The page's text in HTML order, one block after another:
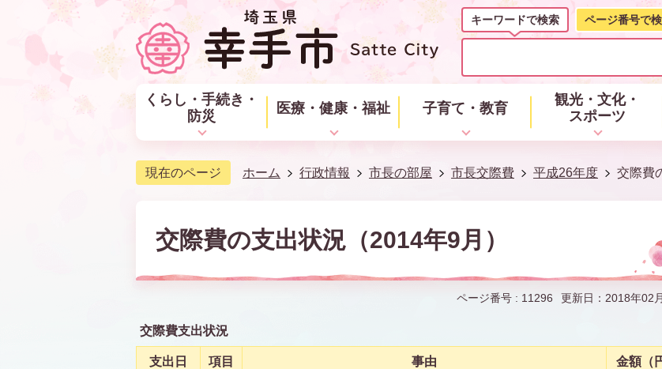
キーワードで検索 ページ番号で
キ
ワ
ド
で
検
くらし・手続き・
防災
医療・健康・福祉 子育て・教育
観光・文化・
スポーツ
現在のページ ホーム 行政情報 市長の部屋 市長交際費 平成26年度 交際費
交際費の支出状況（2014年9月）
ページ番号 : 11296 更新日：2018年02
交際費支出状況
支出日 項目 事由 金額（